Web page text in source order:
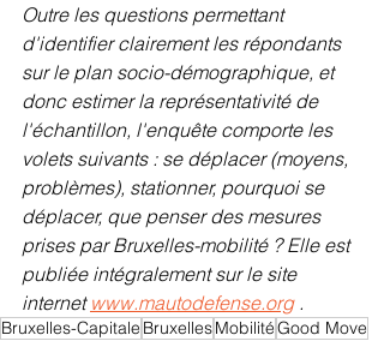
Outre les questions permettant
d'identifier clairement les répondants
sur le plan socio-démographique, et
donc estimer la représentativité de
l'échantillon, l'enquête comporte les
volets suivants : se déplacer (moyens,
problèmes), stationner, pourquoi se
déplacer, que penser des mesures
prises par Bruxelles-mobilité ? Elle est
publiée intégralement sur le site
internet www.mautodefense.org .
Bruxelles-Capitale BruxellesMobilitéGood Move